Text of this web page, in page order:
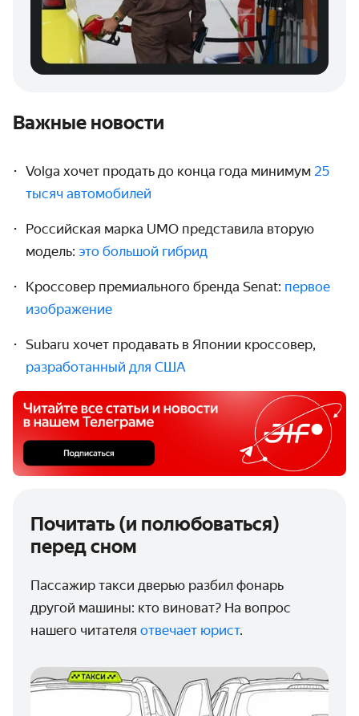
Важные новости
Volga хочет продать до конца года минимум 25
тысяч автомобилей
Российская марка UMO представила вторую
модель: это большой гибрид
Кроссовер премиального бренда Senat: первое
изображение
Subaru хочет продавать в Японии кроссовер,
разработанный для США
Почитать (и полюбоваться)
перед сном
Пассажир такси дверью разбил фонарь
другой машины: кто виноват? На вопрос
нашего читателя отвечает юрист.